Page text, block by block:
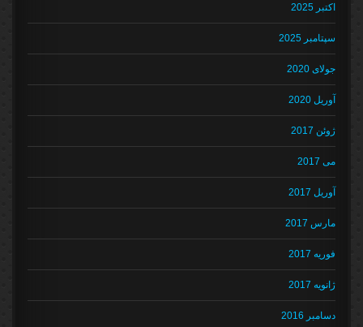
اکتبر 2025
سپتامبر 2025
جولای 2020
آوریل 2020
ژوئن 2017
می 2017
آوریل 2017
مارس 2017
فوریه 2017
ژانویه 2017
دسامبر 2016